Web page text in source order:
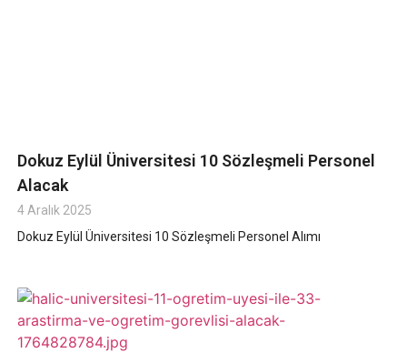
Dokuz Eylül Üniversitesi 10 Sözleşmeli Personel
Alacak
4 Aralık 2025
Dokuz Eylül Üniversitesi 10 Sözleşmeli Personel Alımı